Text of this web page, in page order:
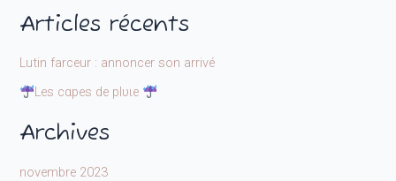
Articles récents
Lutin farceur : annoncer son arrivé
Leѕ cαpeѕ de plυιe
Archives
novembre 2023